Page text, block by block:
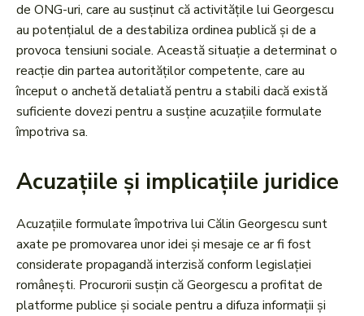
de ONG-uri, care au susținut că activitățile lui Georgescu
au potențialul de a destabiliza ordinea publică și de a
provoca tensiuni sociale. Această situație a determinat o
reacție din partea autorităților competente, care au
început o anchetă detaliată pentru a stabili dacă există
suficiente dovezi pentru a susține acuzațiile formulate
împotriva sa.
Acuzațiile și implicațiile juridice
Acuzațiile formulate împotriva lui Călin Georgescu sunt
axate pe promovarea unor idei și mesaje ce ar fi fost
considerate propagandă interzisă conform legislației
românești. Procurorii susțin că Georgescu a profitat de
platforme publice și sociale pentru a difuza informații și